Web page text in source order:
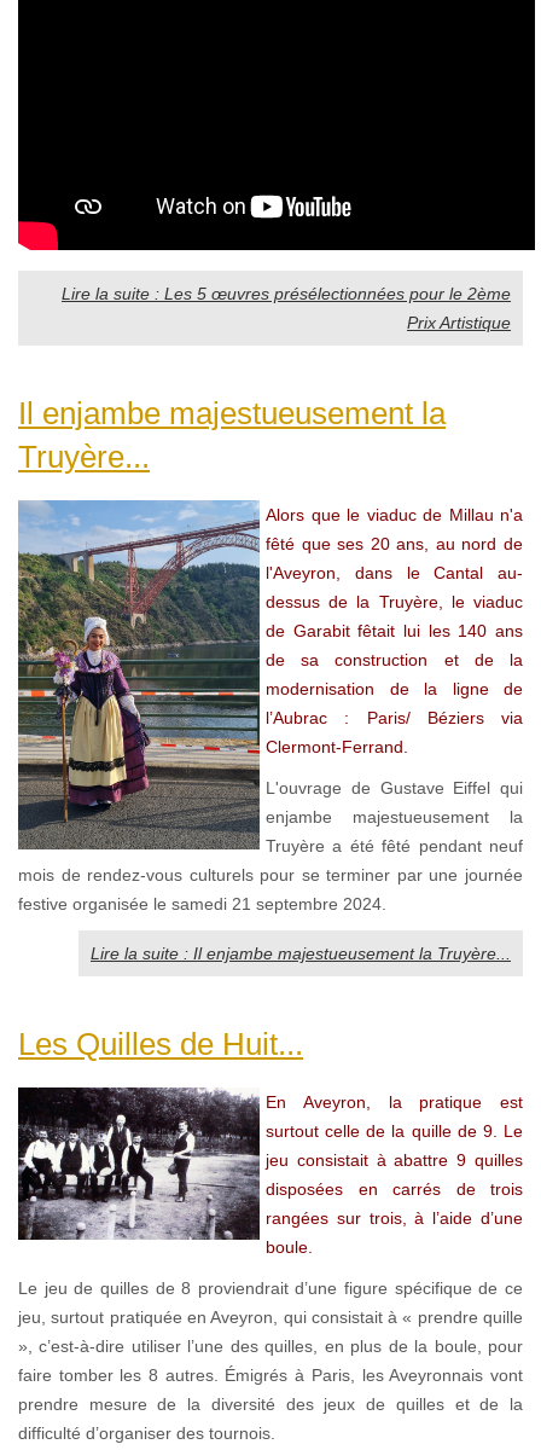
Lire la suite : Les 5 œuvres présélectionnées pour le 2ème
Prix Artistique
Il enjambe majestueusement la
Truyère...
Alors que le viaduc de Millau n'a
fêté que ses 20 ans, au nord de
l'Aveyron, dans le Cantal au-
dessus de la Truyère, le viaduc
de Garabit fêtait lui les 140 ans
de sa construction et de la
modernisation de la ligne de
l’Aubrac : Paris/ Béziers via
Clermont-Ferrand.
L'ouvrage de Gustave Eiffel qui
enjambe majestueusement la
Truyère a été fêté pendant neuf
mois de rendez-vous culturels pour se terminer par une journée
festive organisée le samedi 21 septembre 2024.
Lire la suite : Il enjambe majestueusement la Truyère...
Les Quilles de Huit...
En Aveyron, la pratique est
surtout celle de la quille de 9. Le
jeu consistait à abattre 9 quilles
disposées en carrés de trois
rangées sur trois, à l’aide d’une
boule.
Le jeu de quilles de 8 proviendrait d’une figure spécifique de ce
jeu, surtout pratiquée en Aveyron, qui consistait à « prendre quille
», c’est-à-dire utiliser l’une des quilles, en plus de la boule, pour
faire tomber les 8 autres. Émigrés à Paris, les Aveyronnais vont
prendre mesure de la diversité des jeux de quilles et de la
difficulté d’organiser des tournois.